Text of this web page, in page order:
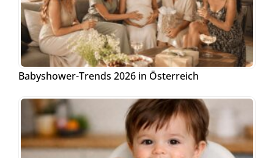
Babyshower-Trends 2026 in Österreich